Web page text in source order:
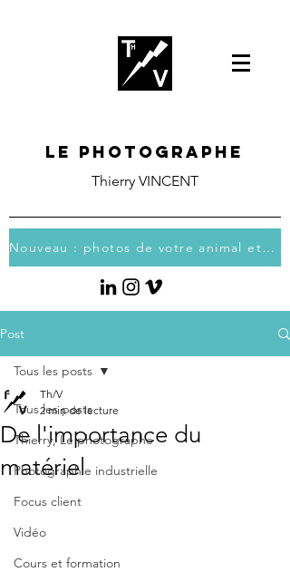
Le photographe
Thierry VINCENT
Nouveau : photos de votre animal et vous
Post
Tous les posts
Thierry, Le photographe
Photographie industrielle
Focus client
Vidéo
Cours et formation
Tous les posts
De l'importance du
matériel
Th/V
2 min de lecture